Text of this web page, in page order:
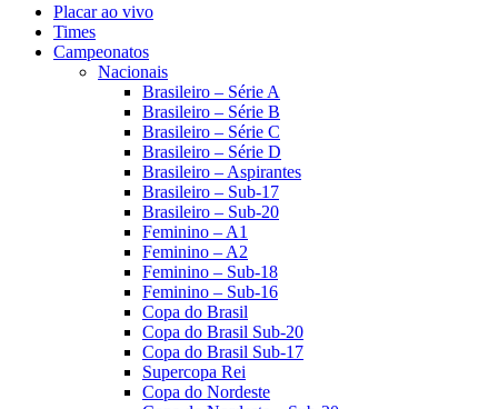
Placar ao vivo
Times
Campeonatos
Nacionais
Brasileiro – Série A
Brasileiro – Série B
Brasileiro – Série C
Brasileiro – Série D
Brasileiro – Aspirantes
Brasileiro – Sub-17
Brasileiro – Sub-20
Feminino – A1
Feminino – A2
Feminino – Sub-18
Feminino – Sub-16
Copa do Brasil
Copa do Brasil Sub-20
Copa do Brasil Sub-17
Supercopa Rei
Copa do Nordeste